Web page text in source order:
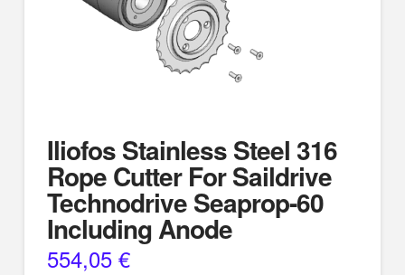
Iliofos Stainless Steel 316
Rope Cutter For Saildrive
Technodrive Seaprop-60
Including Anode
554,05 €